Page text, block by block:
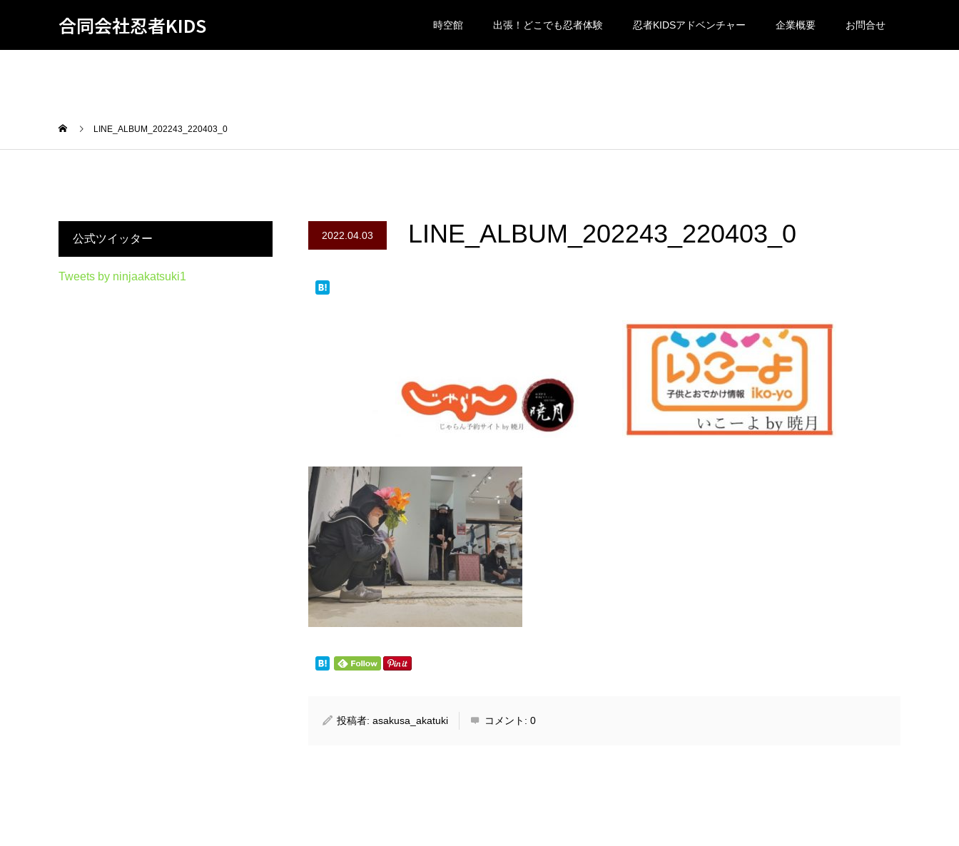
合同会社忍者KIDS 時空館 出張！どこでも忍者体験 忍者KIDSアドベンチャー 企業概要 お問合せ
LINE_ALBUM_202243_220403_0
2022.04.03 LINE_ALBUM_202243_220403_0
投稿者:asakusa_akatuki コメント:0
公式ツイッター
Tweets by ninjaakatsuki1